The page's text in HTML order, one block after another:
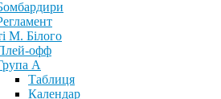
М. Білого
офф
А
Таблиця
Календар